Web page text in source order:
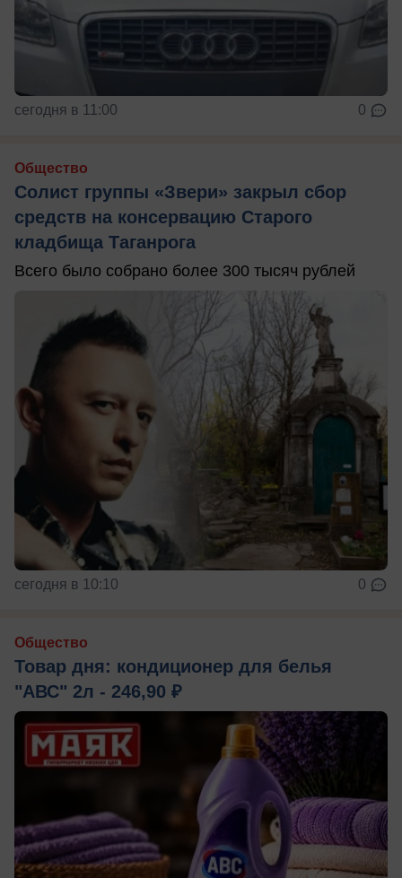
сегодня в 11:00 0
Общество
Солист группы «Звери» закрыл сбор
средств на консервацию Старого
кладбища Таганрога
Всего было собрано более 300 тысяч рублей
сегодня в 10:10 0
Общество
Товар дня: кондиционер для белья
"АВС" 2л - 246,90 ₽